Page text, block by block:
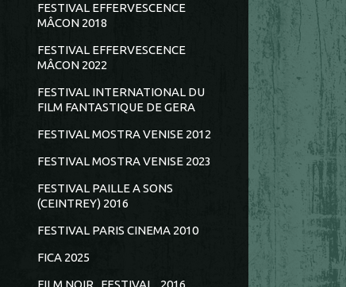
FESTIVAL EFFERVESCENCE
MÂCON 2018
FESTIVAL EFFERVESCENCE
MÂCON 2022
FESTIVAL INTERNATIONAL DU
FILM FANTASTIQUE DE GERA
FESTIVAL MOSTRA VENISE 2012
FESTIVAL MOSTRA VENISE 2023
FESTIVAL PAILLE A SONS
(CEINTREY) 2016
FESTIVAL PARIS CINEMA 2010
FICA 2025